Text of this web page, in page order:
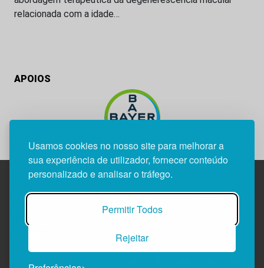
Usamos cookies no nosso site para melhorar a
sua experiência de utilizador, fornecer conteúdo
personalizado e analisar o tráfego.
Permitir Todos
Rejeitar
relacionada com a idade…
APOIOS
Edif. Lisboa Oriente | Av. Infante D. Henrique, n.º 333H, esc.
1800-282 Lisboa | Portugal